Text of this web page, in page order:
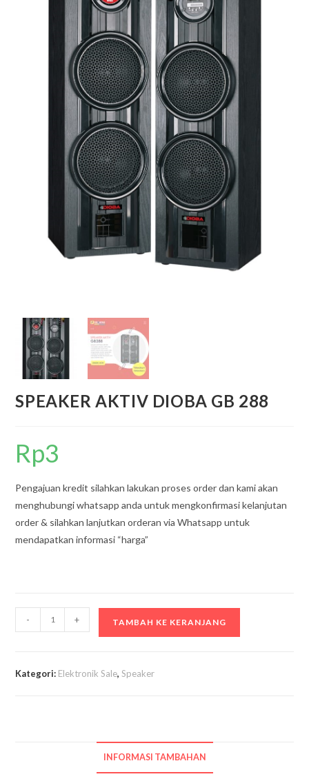
SPEAKER AKTIV DIOBA GB 288
Rp3
Pengajuan kredit silahkan lakukan proses order dan kami akan
menghubungi whatsapp anda untuk mengkonfirmasi kelanjutan
order & silahkan lanjutkan orderan via Whatsapp untuk
mendapatkan informasi “harga”
Kuantitas
SPEAKER
- + TAMBAH KE KERANJANG
Kategori: Elektronik Sale,Speaker
INFORMASI TAMBAHAN